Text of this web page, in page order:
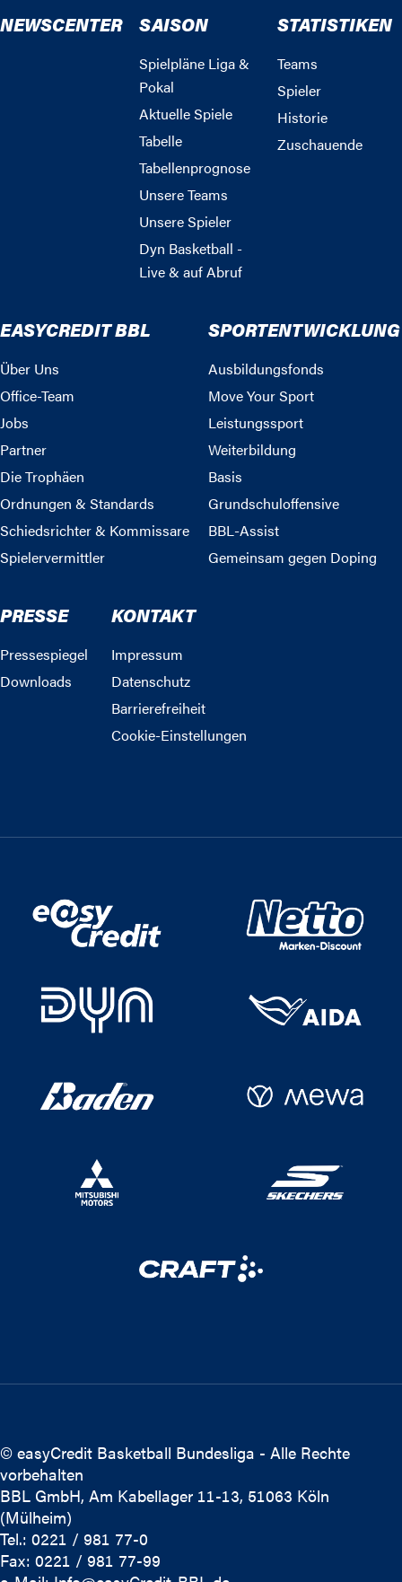
NEWSCENTER SAISON
Spielpläne Liga &
Pokal
Aktuelle Spiele
Tabelle
Tabellenprognose
Unsere Teams
Unsere Spieler
Dyn Basketball -
Live & auf Abruf
STATISTIKEN
Teams
Spieler
Historie
Zuschauende
EASYCREDIT BBL
Über Uns
Office-Team
Jobs
Partner
Die Trophäen
Ordnungen & Standards
Schiedsrichter & Kommissare
Spielervermittler
SPORTENTWICKLUNG
Ausbildungsfonds
Move Your Sport
Leistungssport
Weiterbildung
Basis
Grundschuloffensive
BBL-Assist
Gemeinsam gegen Doping
PRESSE
Pressespiegel
Downloads
KONTAKT
Impressum
Datenschutz
Barrierefreiheit
Cookie-Einstellungen
© easyCredit Basketball Bundesliga - Alle Rechte
vorbehalten
BBL GmbH, Am Kabellager 11-13, 51063 Köln
(Mülheim)
Tel.: 0221 / 981 77-0
Fax: 0221 / 981 77-99